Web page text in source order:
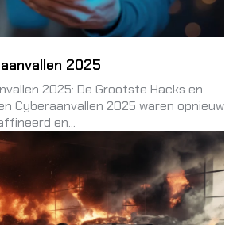
2025
2025: De Grootste Hacks en
Cyberaanvallen 2025 waren opnieuw
en...